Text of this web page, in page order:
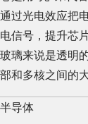
过光电效应把
信号，提升芯
璃来说是透明
和多核之间的